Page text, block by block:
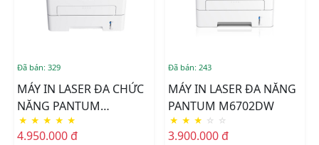
Đã bán: 329
MÁY IN LASER ĐA CHỨC
NĂNG PANTUM
M7100DW
★ ★ ★ ★ ★
4.950.000 đ
Đã bán: 243
MÁY IN LASER ĐA NĂNG
PANTUM M6702DW
★ ★ ★ ☆ ☆
3.900.000 đ